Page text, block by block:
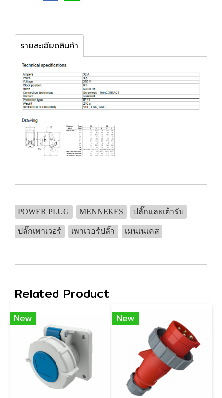
รายละเอียดสินค้า
POWER PLUG MENNEKES ปลั๊กและเต้ารับ
ปลั๊กเพาเวอร์ เพาเวอร์ปลั๊ก เมนเนเคส
Related Product
New New